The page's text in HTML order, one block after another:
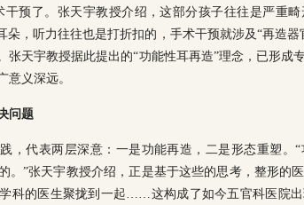
干预了。张天宇教授介绍，这部分孩子往往是严重
朵，听力往往也是打折扣的，手术干预就涉及“再造
张天宇教授据此提出的“功能性耳再造”理念，已形成
意义深远。
问题
，代表两层深意：一是功能再造，二是形态重塑。
。”张天宇教授介绍，正是基于这些的思考，整形的
科的医生聚拢到一起……这构成了如今五官科医院